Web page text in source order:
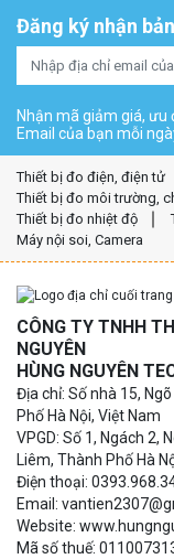
Đăng ký nhận
Nhận mã giảm giá, ưu
Email của bạn mỗi
Thiết bị đo điện, điện tử
Thiết bị đo môi trường,
Thiết bị đo nhiệt độ
Máy nội soi, Camera
CÔNG TY TNHH
NGUYÊN
HÙNG NGUYÊN
Địa chỉ: Số nhà 15,
Phố Hà Nội, Việt Nam
VPGD: Số 1, Ngách 2,
Liêm, Thành Phố Hà
Điện thoại:
Email:
Website:
Mã số thuế: